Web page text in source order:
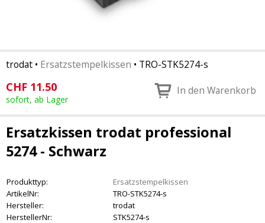
trodat • Ersatzstempelkissen • TRO-STK5274-s
CHF 11.50
sofort, ab Lager
In den Warenkorb
Ersatzkissen trodat professional
5274 - Schwarz
Produkttyp:
Ersatzstempelkissen
ArtikelNr:
TRO-STK5274-s
Hersteller:
trodat
HerstellerNr:
STK5274-s